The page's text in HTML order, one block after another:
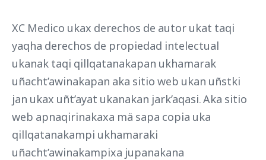
XC Medico ukax derechos de autor ukat taqi
yaqha derechos de propiedad intelectual
ukanak taqi qillqatanakapan ukhamarak
uñacht’awinakapan aka sitio web ukan uñstki
jan ukax uñt’ayat ukanakan jark’aqasi. Aka sitio
web apnaqirinakaxa mä sapa copia uka
qillqatanakampi ukhamaraki
uñacht’awinakampixa jupanakana